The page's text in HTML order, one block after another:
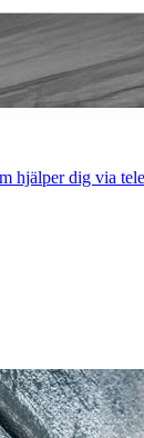
hjälper dig via